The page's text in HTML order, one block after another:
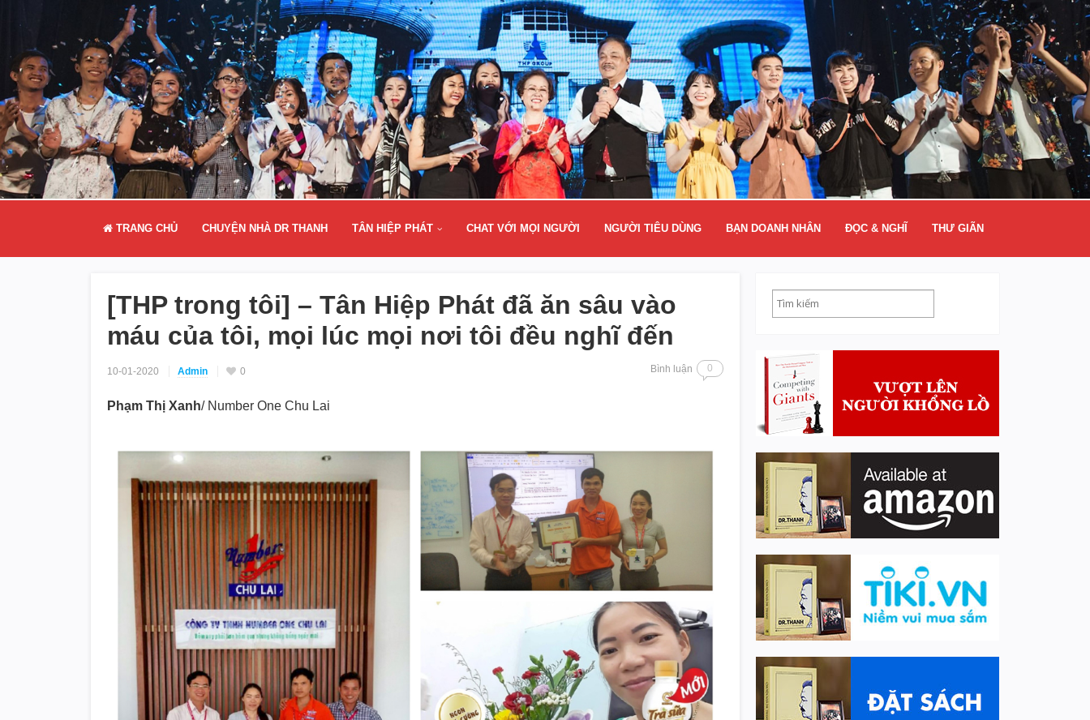
TRANG CHỦ CHUYỆN NHÀ DR THANH TÂN HIỆP PHÁT CHAT VỚI MỌI NGƯỜI NGƯỜI TIÊU DÙNG BẠN DOANH NHÂN ĐỌC & NGHĨ THƯ GIÃN
[THP trong tôi] – Tân Hiệp Phát đã ăn sâu vào
máu của tôi, mọi lúc mọi nơi tôi đều nghĩ đến
10-01-2020 Admin 0 Bình luận 0
Phạm Thị Xanh/ Number One Chu Lai